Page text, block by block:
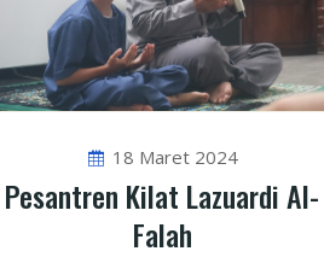
18 Maret 2024
Pesantren Kilat Lazuardi Al-
Falah